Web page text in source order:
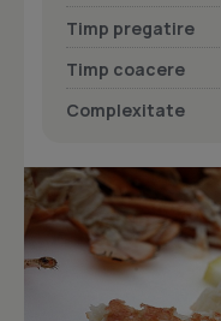
Timp pregatire
Timp coacere
Complexitate